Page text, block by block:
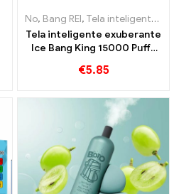
Cigarros eletrônicos descartáveis
No, Bang REI, Tela inteligente Bang King 15000 Sopro
Tela inteligente exuberante
Ice Bang King 15000 Puffs
equilibrada de melancia e
€5.85